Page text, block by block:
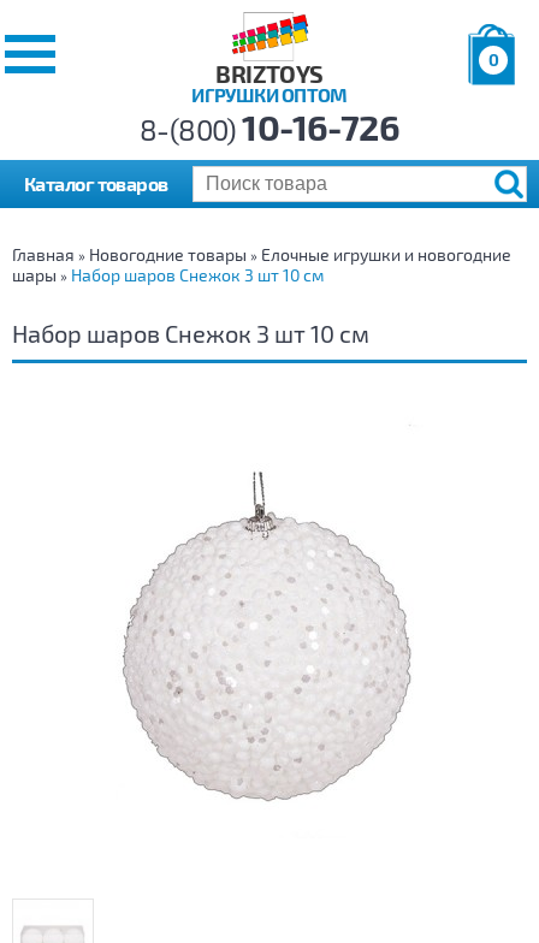
BRIZTOYS
ИГРУШКИ ОПТОМ
0
р.
8-(800)10-16-726
Каталог товаров
Главная » Новогодние товары » Елочные игрушки и новогодние
шары » Набор шаров Снежок 3 шт 10 см
Набор шаров Снежок 3 шт 10 см